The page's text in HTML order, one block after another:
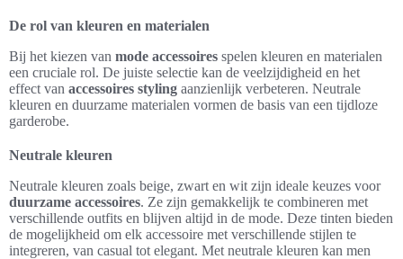
De rol van kleuren en materialen
Bij het kiezen van mode accessoires spelen kleuren en materialen
een cruciale rol. De juiste selectie kan de veelzijdigheid en het
effect van accessoires styling aanzienlijk verbeteren. Neutrale
kleuren en duurzame materialen vormen de basis van een tijdloze
garderobe.
Neutrale kleuren
Neutrale kleuren zoals beige, zwart en wit zijn ideale keuzes voor
duurzame accessoires. Ze zijn gemakkelijk te combineren met
verschillende outfits en blijven altijd in de mode. Deze tinten bieden
de mogelijkheid om elk accessoire met verschillende stijlen te
integreren, van casual tot elegant. Met neutrale kleuren kan men